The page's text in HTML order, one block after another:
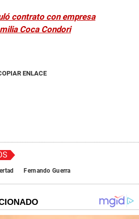
contrato con empresa
Coca Condori
ENLACE
Fernando Guerra